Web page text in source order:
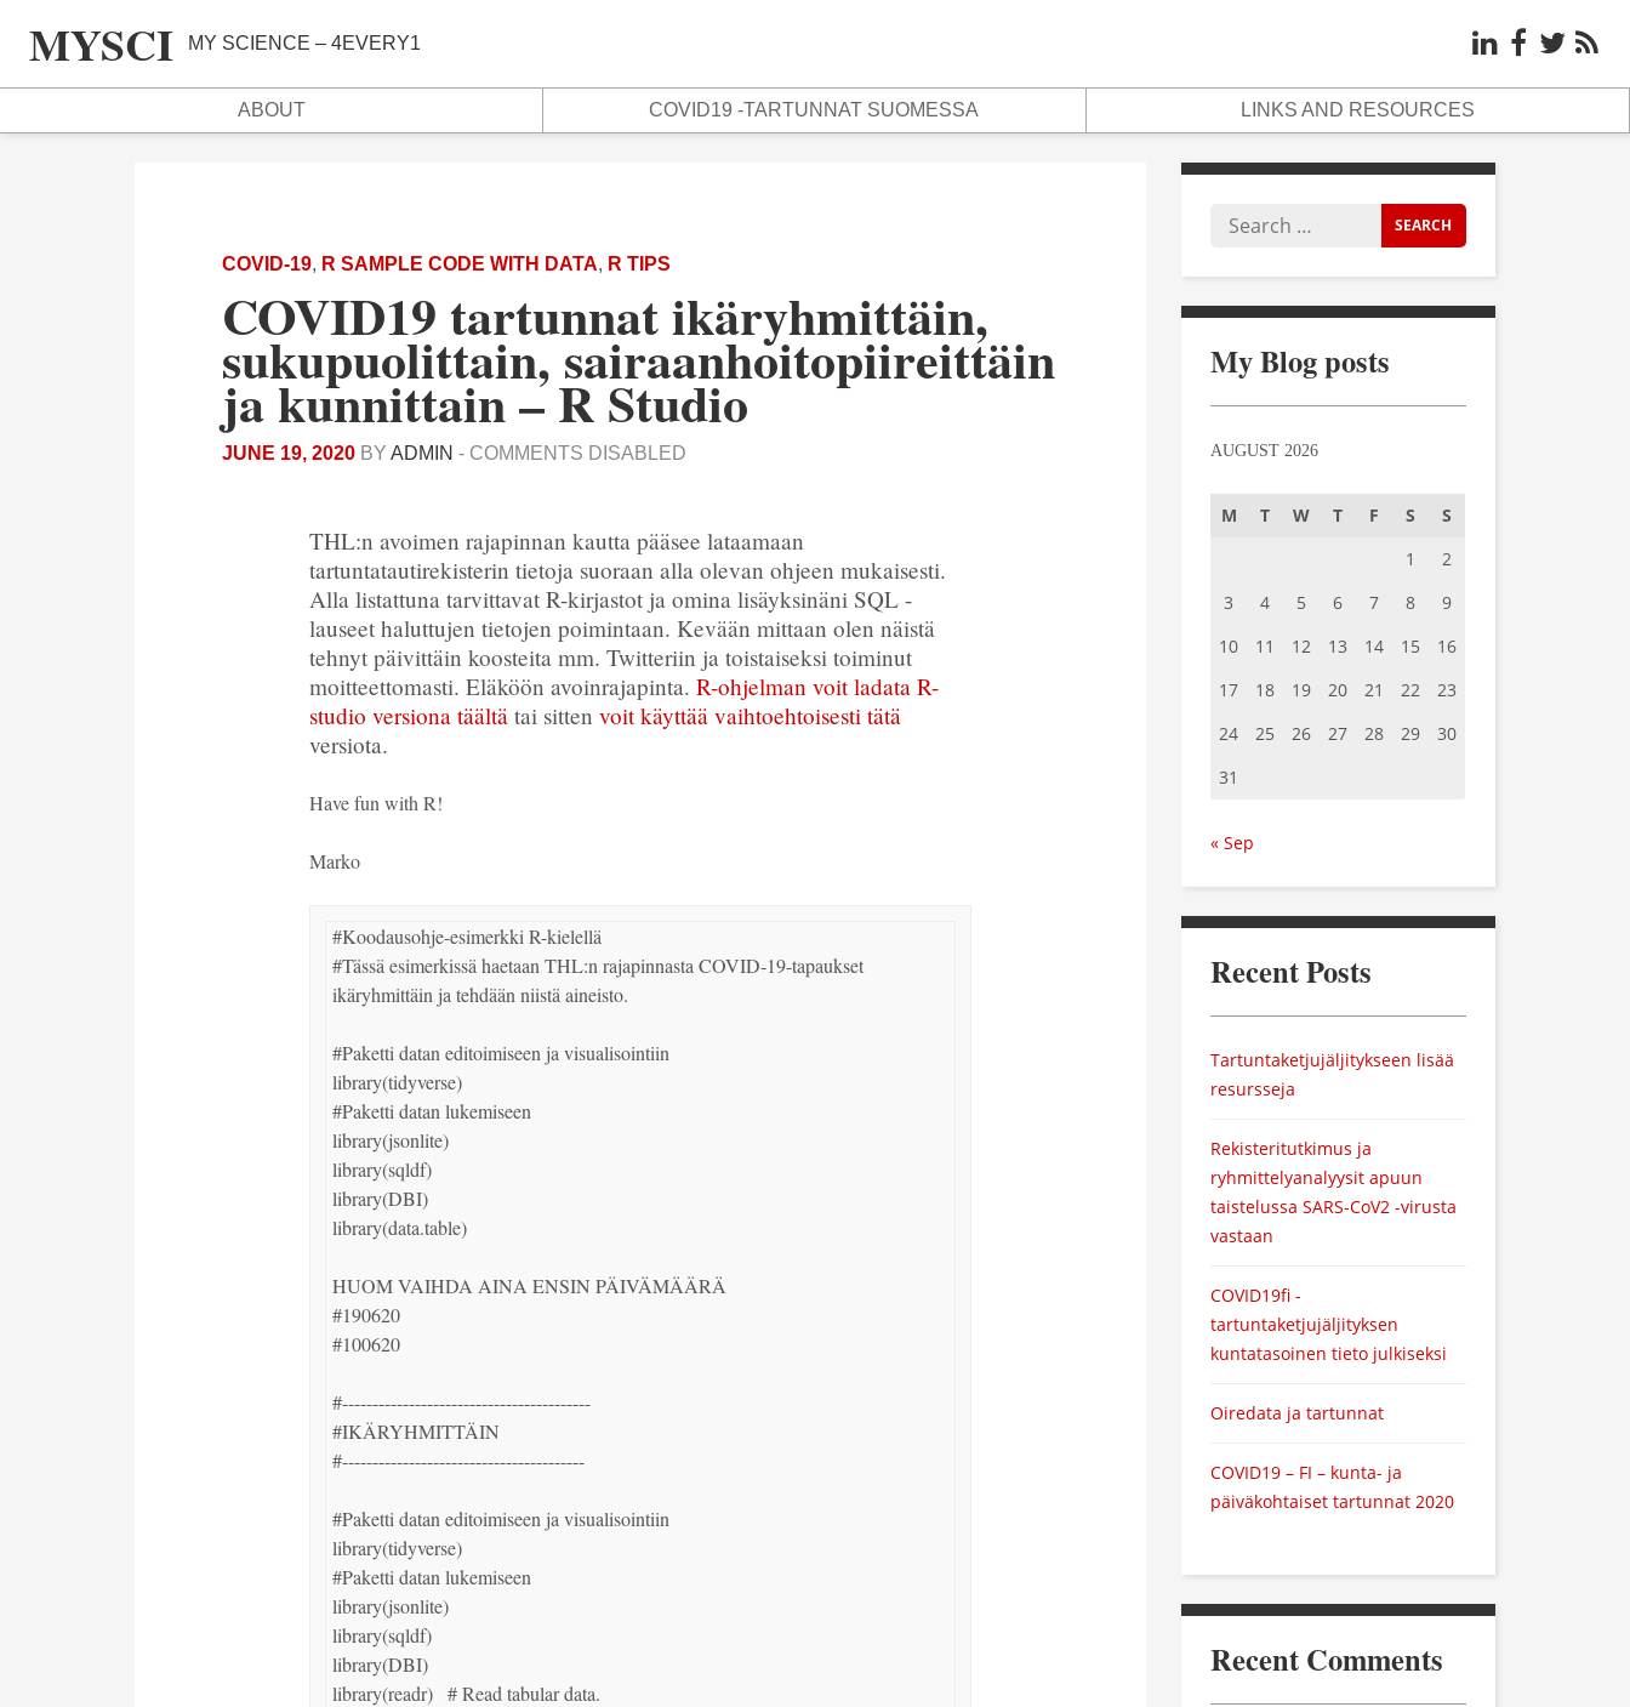
MYSCI MY SCIENCE – 4EVERY1
ABOUT COVID19 -TARTUNNAT SUOMESSA LINKS AND RESOURCES
COVID-19, R SAMPLE CODE WITH DATA, R TIPS
COVID19 tartunnat ikäryhmittäin,
sukupuolittain, sairaanhoitopiireittäin
ja kunnittain – R Studio
JUNE 19, 2020 BY ADMIN - COMMENTS DISABLED
THL:n avoimen rajapinnan kautta pääsee lataamaan
tartuntatautirekisterin tietoja suoraan alla olevan ohjeen mukaisesti.
Alla listattuna tarvittavat R-kirjastot ja omina lisäyksinäni SQL -
lauseet haluttujen tietojen poimintaan. Kevään mittaan olen näistä
tehnyt päivittäin koosteita mm. Twitteriin ja toistaiseksi toiminut
moitteettomasti. Eläköön avoinrajapinta. R-ohjelman voit ladata R-
studio versiona täältä tai sitten voit käyttää vaihtoehtoisesti tätä
versiota.
Have fun with R!
Marko
#Koodausohje-esimerkki R-kielellä
#Tässä esimerkissä haetaan THL:n rajapinnasta COVID-19-tapaukset
ikäryhmittäin ja tehdään niistä aineisto.
#Paketti datan editoimiseen ja visualisointiin
library(tidyverse)
#Paketti datan lukemiseen
library(jsonlite)
library(sqldf)
library(DBI)
library(data.table)
HUOM VAIHDA AINA ENSIN PÄIVÄMÄÄRÄ
#190620
#100620
#-----------------------------------------
#IKÄRYHMITTÄIN
#----------------------------------------
#Paketti datan editoimiseen ja visualisointiin
library(tidyverse)
#Paketti datan lukemiseen
library(jsonlite)
library(sqldf)
library(DBI)
library(readr)   # Read tabular data.
My Blog posts
AUGUST 2026
M T W T F S
S
1
2
3
4 5 6 7 8
9
10
11 12 13 14 15
16
17
18 19 20 21 22
23
24
25 26 27 28 29
30
31
« Sep
Recent Posts
Tartuntaketjujäljitykseen lisää
resursseja
Rekisteritutkimus ja
ryhmittelyanalyysit apuun
taistelussa SARS-CoV2 -virusta
vastaan
COVID19fi -
tartuntaketjujäljityksen
kuntatasoinen tieto julkiseksi
Oiredata ja tartunnat
COVID19 – FI – kunta- ja
päiväkohtaiset tartunnat 2020
Recent Comments